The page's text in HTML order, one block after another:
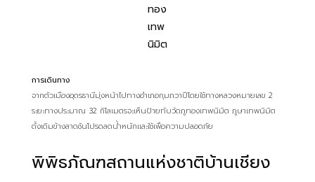
ทอง
เทพ
นิมิต
การเดินทาง
จากตัวเมืองอุดรธานีมุ่งหน้าไปทางอำเภอกุมภวาปีโดยใช้ทางหลวงหมายเลข 2
ระยะทางประมาณ 32 กิโลเมตรจะเห็นป้ายทับวัดภูทองเทพนิมิต ภูษาเทพนิมิต
ดั้งเดิมข้างลาดชันโปรดลดน้ำหนักและใช้เพื่อความปลอดภัย
พิพิธภัณฑสถานแห่งชาติบ้านเชียง